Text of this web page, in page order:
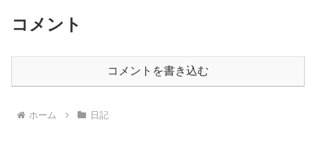
コメント
コメントを書き込む
ホーム 日記